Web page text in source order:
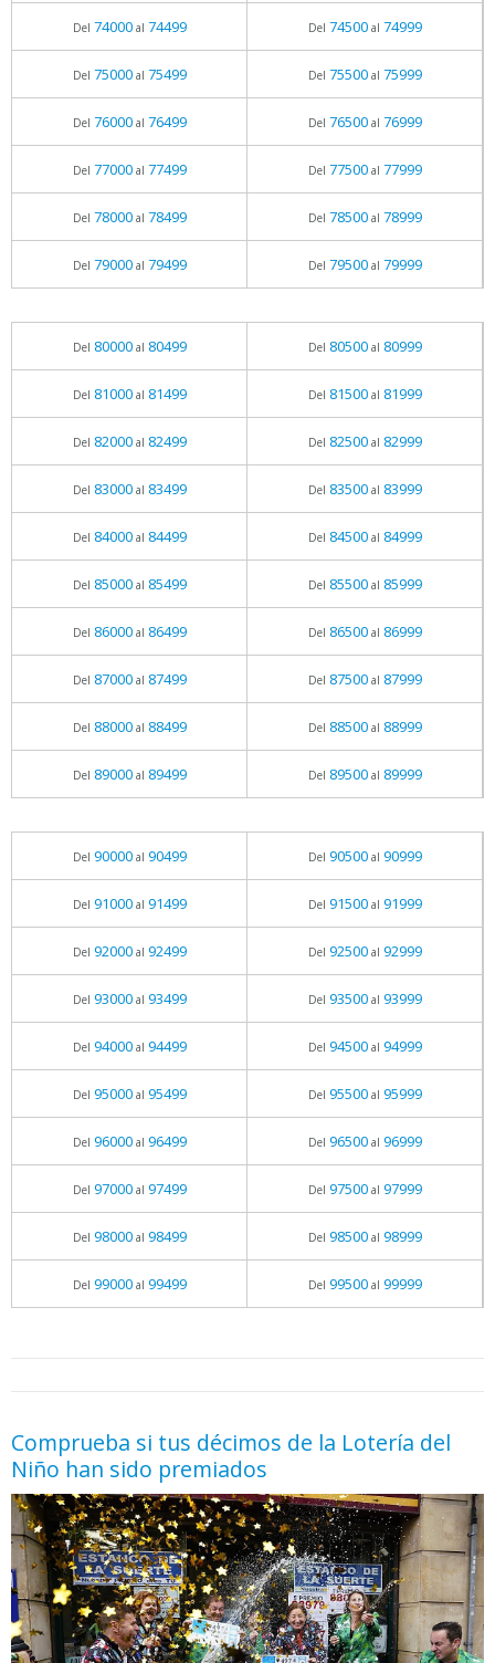
Del 74000al 74499 Del 74500al 74999
Del 75000al 75499 Del 75500al 75999
Del 76000al 76499 Del 76500al 76999
Del 77000al 77499 Del 77500al 77999
Del 78000al 78499 Del 78500al 78999
Del 79000al 79499 Del 79500al 79999
Del 80000al 80499 Del 80500al 80999
Del 81000al 81499 Del 81500al 81999
Del 82000al 82499 Del 82500al 82999
Del 83000al 83499 Del 83500al 83999
Del 84000al 84499 Del 84500al 84999
Del 85000al 85499 Del 85500al 85999
Del 86000al 86499 Del 86500al 86999
Del 87000al 87499 Del 87500al 87999
Del 88000al 88499 Del 88500al 88999
Del 89000al 89499 Del 89500al 89999
Del 90000al 90499 Del 90500al 90999
Del 91000al 91499 Del 91500al 91999
Del 92000al 92499 Del 92500al 92999
Del 93000al 93499 Del 93500al 93999
Del 94000al 94499 Del 94500al 94999
Del 95000al 95499 Del 95500al 95999
Del 96000al 96499 Del 96500al 96999
Del 97000al 97499 Del 97500al 97999
Del 98000al 98499 Del 98500al 98999
Del 99000al 99499 Del 99500al 99999
Comprueba si tus décimos de la Lotería del
Niño han sido premiados